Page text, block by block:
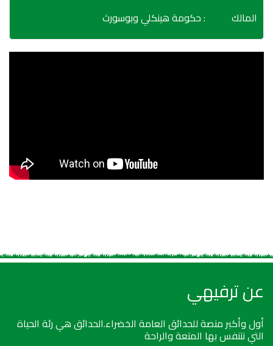
المالك : حكومة هينكلي وبوسورث
عن ترفيهي
أول وأكبر منصة للحدائق العامة الخضراء.الحدائق هي رئة الحياة
التي نتنفس بها المتعة والراحة